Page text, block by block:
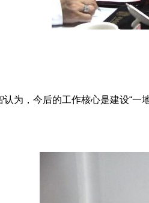
为，今后的工作核心是建设“一